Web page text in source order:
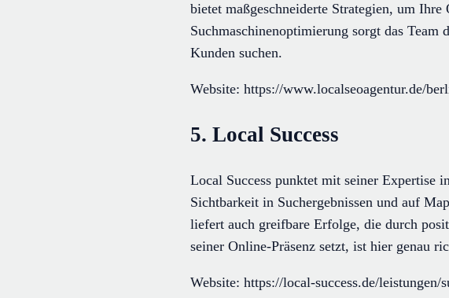
bietet maßgeschneiderte Strategien, um
Suchmaschinenoptimierung sorgt das
Kunden suchen.
Website: https://www.localseoagentur.de/
5. Local Success
Local Success punktet mit seiner Expertise
Sichtbarkeit in Suchergebnissen und auf
liefert auch greifbare Erfolge, die durch
seiner Online-Präsenz setzt, ist hier genau
Website: https://local-success.de/